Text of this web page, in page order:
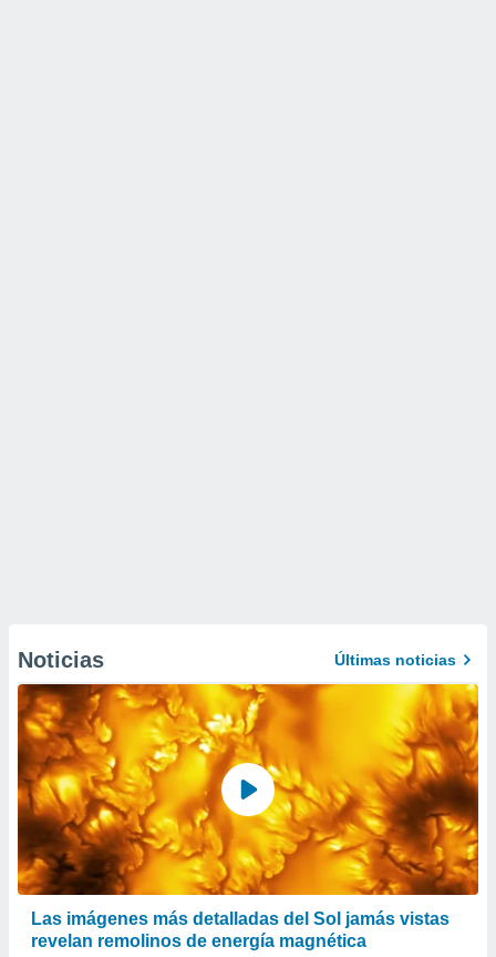
Noticias Últimas noticias
Las imágenes más detalladas del Sol jamás vistas
revelan remolinos de energía magnética